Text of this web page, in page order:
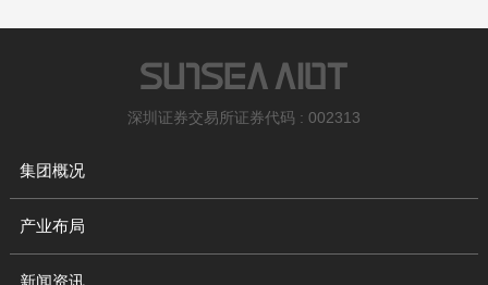
深圳证券交易所证券代码 : 002313
集团概况
产业布局
新闻资讯